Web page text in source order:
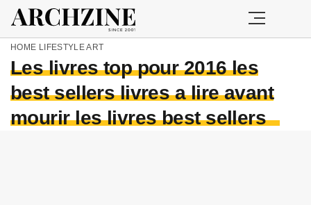
HOME LIFESTYLEART
Les livres top pour 2016 les
best sellers livres a lire avant
mourir les livres best sellers